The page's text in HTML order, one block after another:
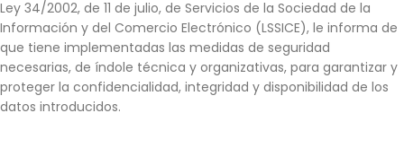
Ley 34/2002, de 11 de julio, de Servicios de la Sociedad de la
Información y del Comercio Electrónico (LSSICE), le informa de
que tiene implementadas las medidas de seguridad
necesarias, de índole técnica y organizativas, para garantizar y
proteger la confidencialidad, integridad y disponibilidad de los
datos introducidos.